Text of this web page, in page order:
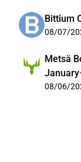
Bittium
08/07/
Metsä
08/06/